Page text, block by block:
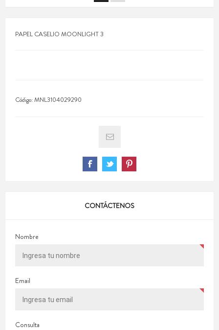
PAPEL CASELIO MOONLIGHT 3
Código:MNL3104029290
CONTÁCTENOS
Nombre
Email
Consulta